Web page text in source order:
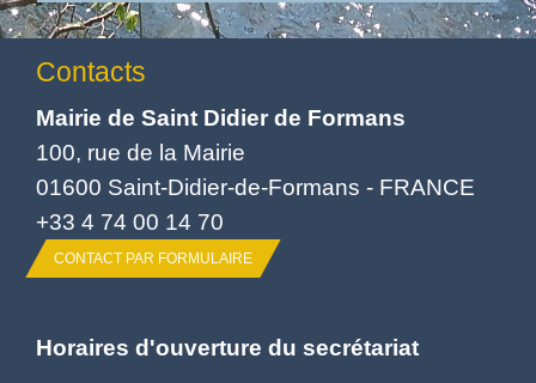
Contacts
Mairie de Saint Didier de Formans
100, rue de la Mairie
01600 Saint-Didier-de-Formans - FRANCE
+33 4 74 00 14 70
CONTACT PAR FORMULAIRE
Horaires d'ouverture du secrétariat